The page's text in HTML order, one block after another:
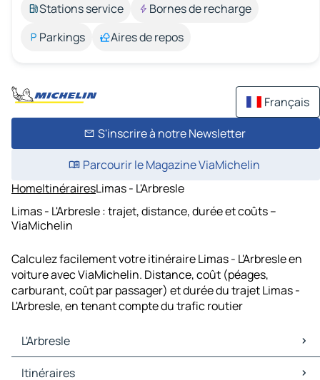
Stations service
Bornes de recharge
Parkings
Aires de repos
Français
S'inscrire à notre Newsletter
Parcourir le Magazine ViaMichelin
HomeItinérairesLimas - L'Arbresle
Limas - L'Arbresle : trajet, distance, durée et coûts –
ViaMichelin
Calculez facilement votre itinéraire Limas - L'Arbresle en
voiture avec ViaMichelin. Distance, coût (péages,
carburant, coût par passager) et durée du trajet Limas -
L'Arbresle, en tenant compte du trafic routier
L'Arbresle
L'Arbresle Cartes et plans
Itinéraires